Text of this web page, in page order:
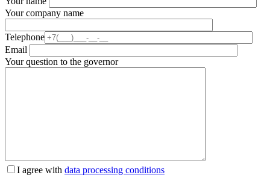
Your company name
Telephone
Email
Your question to the governor
I agree with data processing conditions